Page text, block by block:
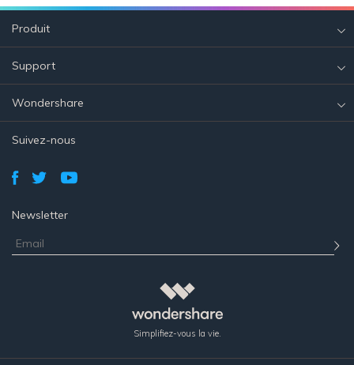
Simplifiez-vous la vie.
Produit
Support
Wondershare
Suivez-nous
Newsletter